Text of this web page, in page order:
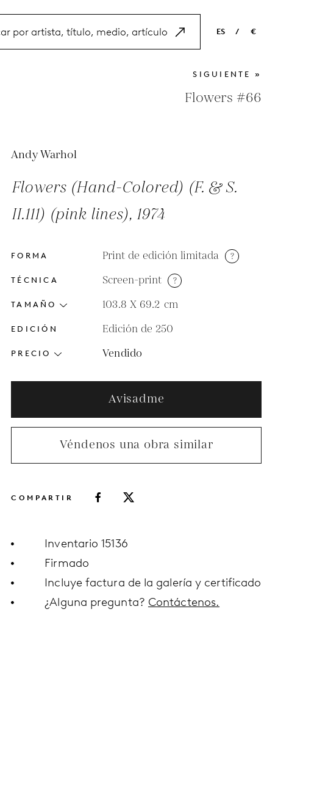
ES
NL
ES
/ €
EUR
GBP
SIGUIENTE »
Flowers #66
Andy Warhol
Flowers (Hand-Colored) (F. & S.
II.111) (pink lines), 1974
FORMA Print de edición limitada ?
TÉCNICA Screen-print ?
TAMAÑO 103.8 X 69.2 cm
EDICIÓN Edición de 250
PRECIO Vendido
Avisadme
Véndenos una obra similar
COMPARTIR
Inventario 15136
Firmado
Incluye factura de la galería y certificado
¿Alguna pregunta? Contáctenos.